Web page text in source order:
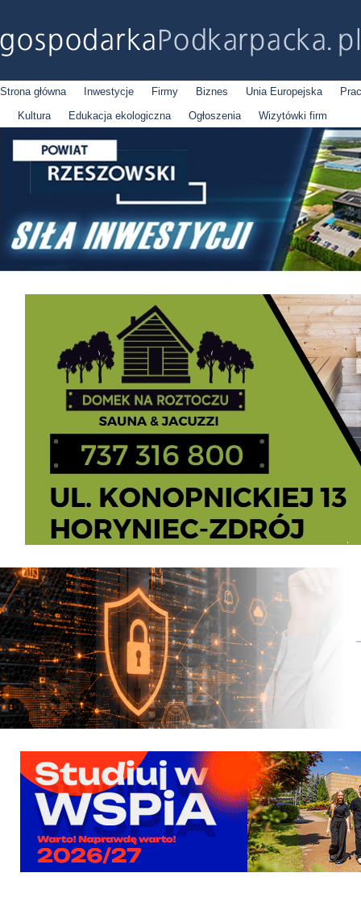
Strona główna Inwestycje Firmy Biznes Unia Europejska
Kultura
Edukacja ekologiczna Ogłoszenia Wizytówki firm